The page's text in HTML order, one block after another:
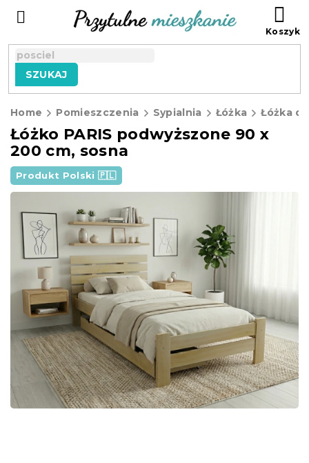
SZUKAJ
Home Pomieszczenia Sypialnia Łóżka Łóżka
Łóżko PARIS podwyższone 90 x
200 cm, sosna
Produkt Polski 🇵🇱